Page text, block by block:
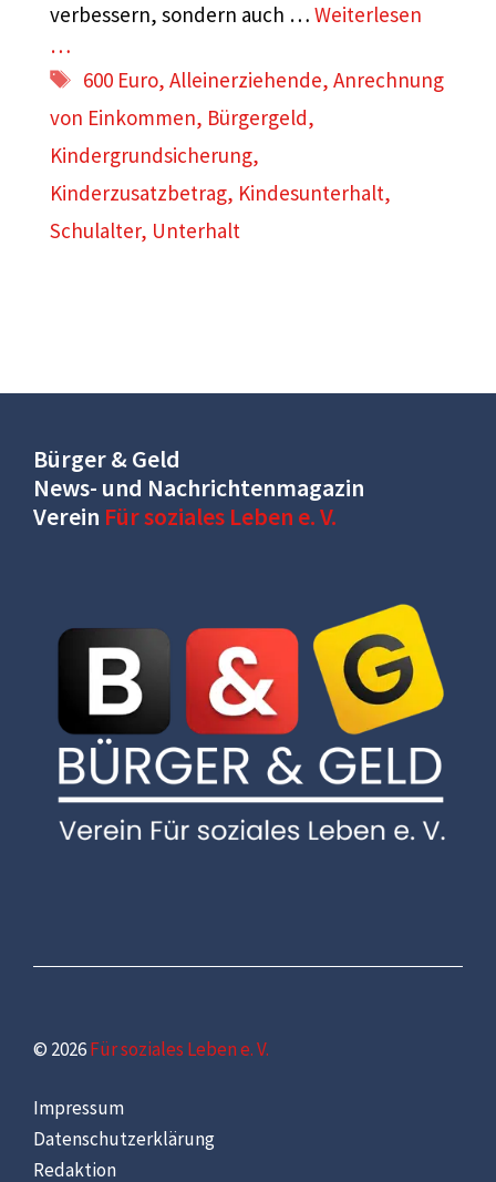
verbessern, sondern auch … Weiterlesen
…
Schlagwörter
600 Euro,Alleinerziehende,Anrechnung
von Einkommen, Bürgergeld,
Kindergrundsicherung,
Kinderzusatzbetrag, Kindesunterhalt,
Schulalter, Unterhalt
Bürger & Geld
News- und Nachrichtenmagazin
Verein Für soziales Leben e. V.
© 2026Für soziales Leben e. V.
Impressum
Datenschutzerklärung
Redaktion